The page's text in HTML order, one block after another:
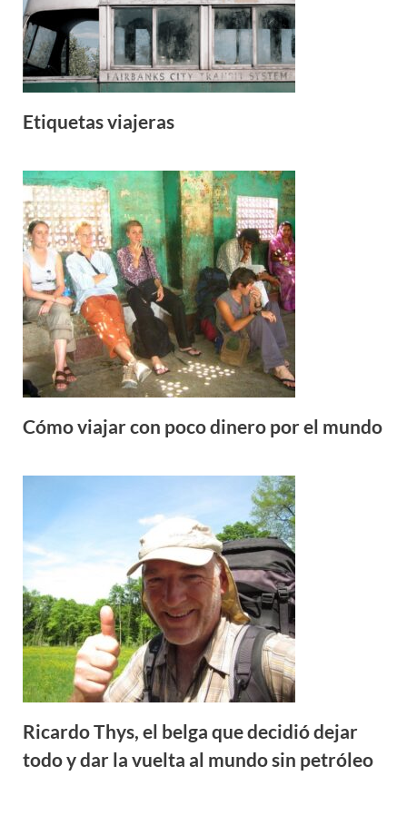
Etiquetas viajeras
Cómo viajar con poco dinero por el mundo
Ricardo Thys, el belga que decidió dejar
todo y dar la vuelta al mundo sin petróleo